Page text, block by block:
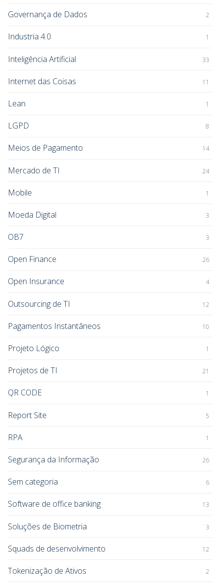
Governança de Dados 2
Industria 4.0 1
Inteligência Artificial 33
Internet das Coisas 11
Lean 1
LGPD 8
Meios de Pagamento 14
Mercado de TI 24
Mobile 1
Moeda Digital 3
OB7 3
Open Finance 26
Open Insurance 4
Outsourcing de TI 12
Pagamentos Instantâneos 10
Projeto Lógico 1
Projetos de TI 21
QR CODE 1
Report Site 5
RPA 1
Segurança da Informação 26
Sem categoria 6
Software de office banking 13
Soluções de Biometria 3
Squads de desenvolvimento 12
Tokenização de Ativos 2